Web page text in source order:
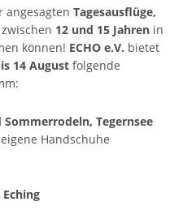
angesagten Tagesausflüge,
zwischen 12 und 15 Jahren in
können! ECHO e.V. bietet
14 August folgende
Tegernsee
Handschuhe